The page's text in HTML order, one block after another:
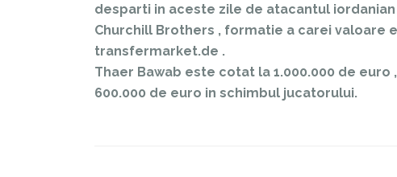
desparti in aceste zile de atacantul
Churchill Brothers , formatie a carei valoare
transfermarket.de .
Thaer Bawab este cotat la 1.000.000 de
600.000 de euro in schimbul jucatorului.